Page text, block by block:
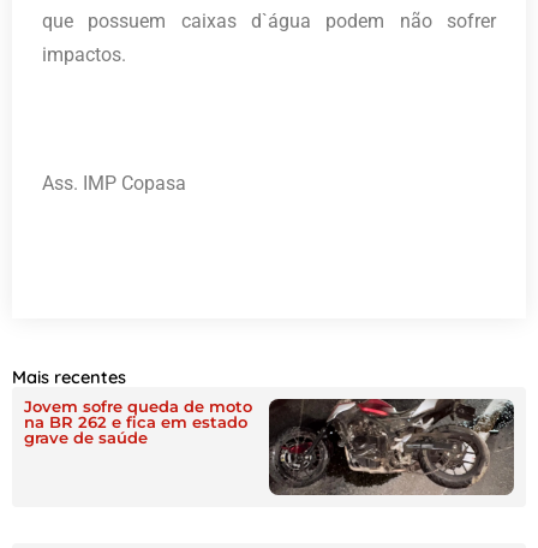
que possuem caixas d`água podem não sofrer
impactos.
Ass. IMP Copasa
Mais recentes
Jovem sofre queda de moto
na BR 262 e fica em estado
grave de saúde